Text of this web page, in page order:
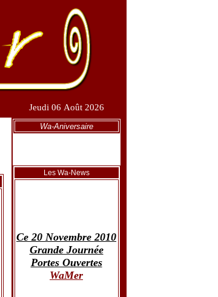
Jeudi 06 Août 2026
Wa-Aniversaire
Les Wa-News
Ce 20 Novembre 2010
Grande Journée
Portes Ouvertes
WaMer